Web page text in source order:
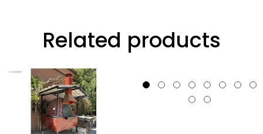
Related products